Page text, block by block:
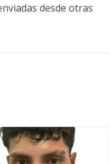
desde otras